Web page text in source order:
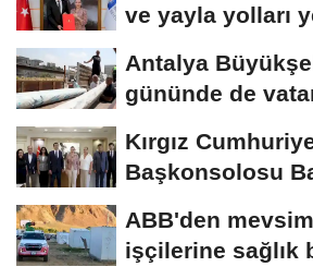
ve yayla yolları
Antalya
gününde de
Kırgız
Başkonsolosu
ABB'den
işçilerine sağlık